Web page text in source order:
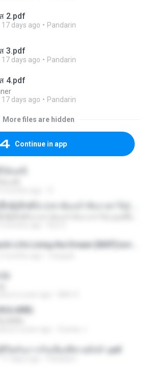
2.pdf
17 days ago Pandarin
3.pdf
17 days ago Pandarin
4.pdf
17 days ago Pandarin
More files are hidden
Continue in app
วิตกับภารกิจเลี้ยงพี่ชายทั้งห้า.pdf